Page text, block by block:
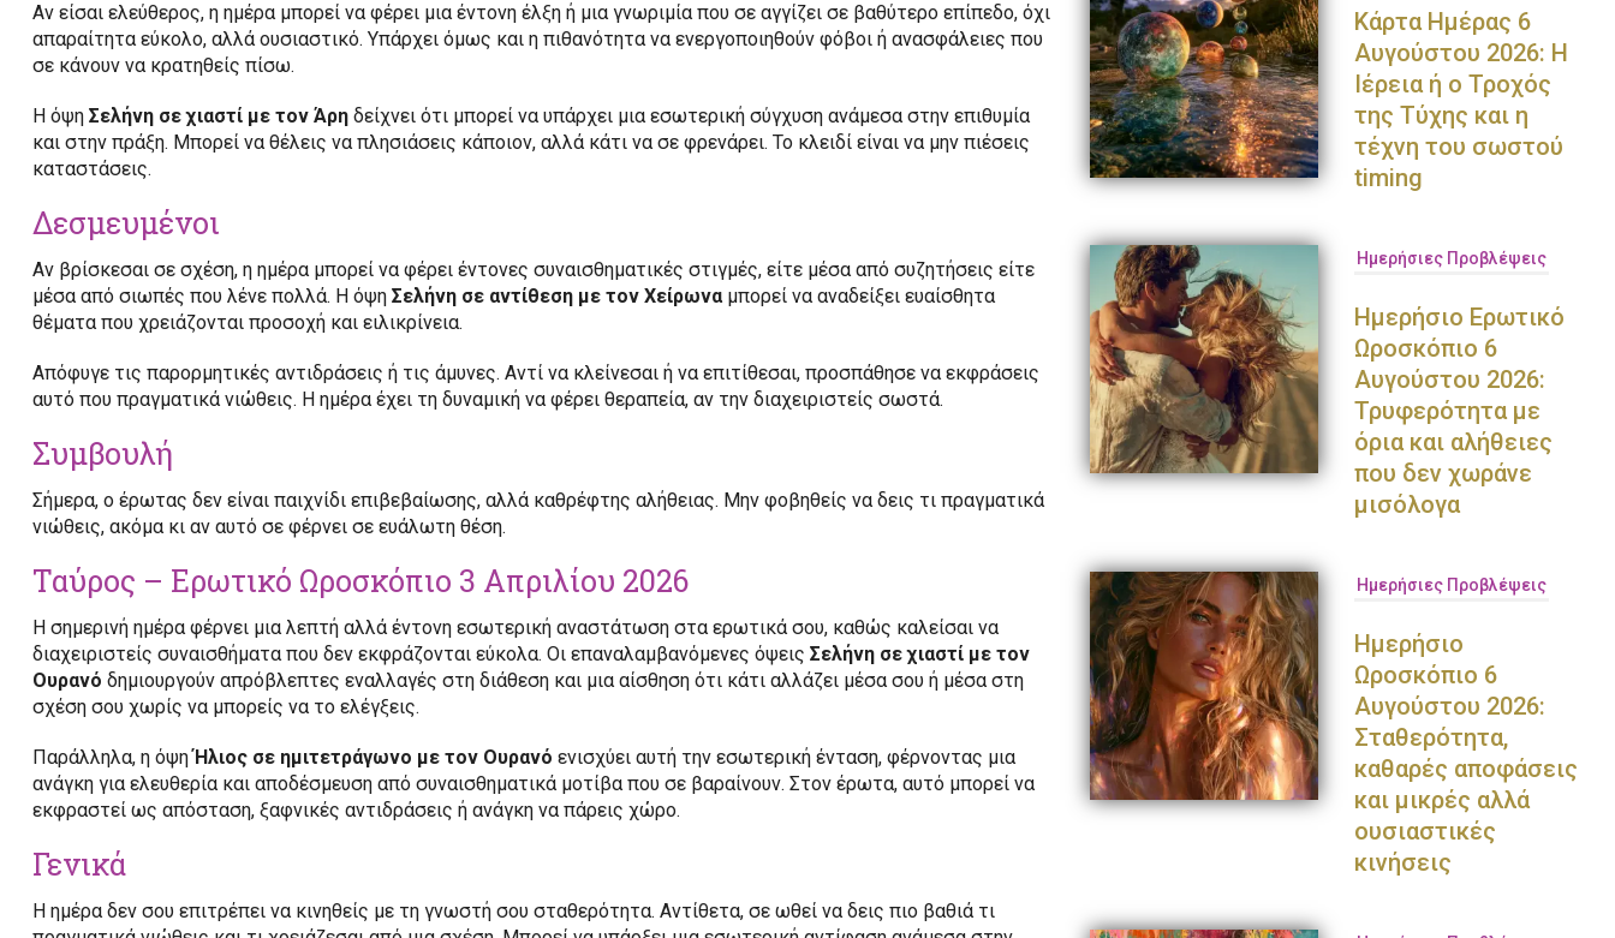
Αν είσαι ελεύθερος, η ημέρα μπορεί να φέρει μια έντονη έλξη ή μια γνωριμία που σε αγγίζει σε βαθύτερο επίπεδο, όχι
απαραίτητα εύκολο, αλλά ουσιαστικό. Υπάρχει όμως και η πιθανότητα να ενεργοποιηθούν φόβοι ή ανασφάλειες που
σε κάνουν να κρατηθείς πίσω.
Η όψη Σελήνη σε χιαστί με τον Άρη δείχνει ότι μπορεί να υπάρχει μια εσωτερική σύγχυση ανάμεσα στην επιθυμία
και στην πράξη. Μπορεί να θέλεις να πλησιάσεις κάποιον, αλλά κάτι να σε φρενάρει. Το κλειδί είναι να μην πιέσεις
καταστάσεις.
Δεσμευμένοι
Αν βρίσκεσαι σε σχέση, η ημέρα μπορεί να φέρει έντονες συναισθηματικές στιγμές, είτε μέσα από συζητήσεις είτε
μέσα από σιωπές που λένε πολλά. Η όψη Σελήνη σε αντίθεση με τον Χείρωναμπορεί να αναδείξει ευαίσθητα
θέματα που χρειάζονται προσοχή και ειλικρίνεια.
Απόφυγε τις παρορμητικές αντιδράσεις ή τις άμυνες. Αντί να κλείνεσαι ή να επιτίθεσαι, προσπάθησε να εκφράσεις
αυτό που πραγματικά νιώθεις. Η ημέρα έχει τη δυναμική να φέρει θεραπεία, αν την διαχειριστείς σωστά.
Συμβουλή
Σήμερα, ο έρωτας δεν είναι παιχνίδι επιβεβαίωσης, αλλά καθρέφτης αλήθειας. Μην φοβηθείς να δεις τι πραγματικά
νιώθεις, ακόμα κι αν αυτό σε φέρνει σε ευάλωτη θέση.
Ταύρος – Ερωτικό Ωροσκόπιο 3 Απριλίου 2026
Η σημερινή ημέρα φέρνει μια λεπτή αλλά έντονη εσωτερική αναστάτωση στα ερωτικά σου, καθώς καλείσαι να
διαχειριστείς συναισθήματα που δεν εκφράζονται εύκολα. Οι επαναλαμβανόμενες όψεις Σελήνη σε χιαστί με τον
Ουρανό δημιουργούν απρόβλεπτες εναλλαγές στη διάθεση και μια αίσθηση ότι κάτι αλλάζει μέσα σου ή μέσα στη
σχέση σου χωρίς να μπορείς να το ελέγξεις.
Παράλληλα, η όψηΉλιος σε ημιτετράγωνο με τον Ουρανό ενισχύει αυτή την εσωτερική ένταση, φέρνοντας μια
ανάγκη για ελευθερία και αποδέσμευση από συναισθηματικά μοτίβα που σε βαραίνουν. Στον έρωτα, αυτό μπορεί να
εκφραστεί ως απόσταση, ξαφνικές αντιδράσεις ή ανάγκη να πάρεις χώρο.
Γενικά
Η ημέρα δεν σου επιτρέπει να κινηθείς με τη γνωστή σου σταθερότητα. Αντίθετα, σε ωθεί να δεις πιο βαθιά τι
Κάρτα Ημέρας 6
Αυγούστου 2026: Η
Ιέρεια ή ο Τροχός
της Τύχης και η
τέχνη του σωστού
timing
Ημερήσιες Προβλέψεις
Ημερήσιο Ερωτικό
Ωροσκόπιο 6
Αυγούστου 2026:
Τρυφερότητα με
όρια και αλήθειες
που δεν χωράνε
μισόλογα
Ημερήσιες Προβλέψεις
Ημερήσιο
Ωροσκόπιο 6
Αυγούστου 2026:
Σταθερότητα,
καθαρές αποφάσεις
και μικρές αλλά
ουσιαστικές
κινήσεις